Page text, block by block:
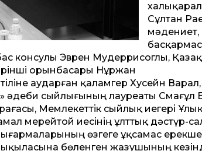
Сұлтан
мәдениет,
консулы Эврен Мудеррисоглы,
орынбасары Нұржан
тіліне аударған қаламгер Хусейн
әдеби сыйлығының лауреаты Смағұл
Мемлекеттік сыйлық иегері
мерейтой иесінің ұлттық дәстүр-
өзгеге ұқсамас
бөленген жазушының